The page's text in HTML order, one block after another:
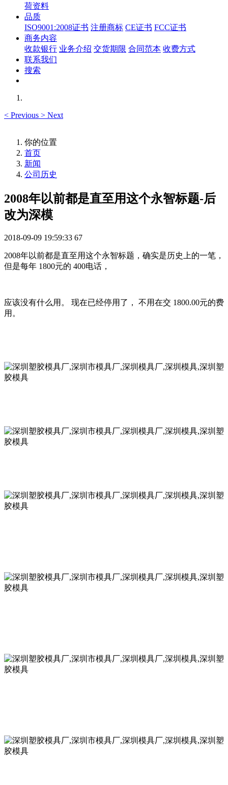
荷资料
品质
ISO9001:2008证书 注册商标 CE证书 FCC证书
商务内容
收款银行 业务介绍 交货期限 合同范本 收费方式
联系我们
搜索
< Previous > Next
你的位置
首页
新闻
公司历史
2008年以前都是直至用这个永智标题-后
改为深模
2018-09-09 19:59:33 67
2008年以前都是直至用这个永智标题，确实是历史上的一笔，
但是每年 1800元的 400电话，
应该没有什么用。 现在已经停用了， 不用在交 1800.00元的费
用。